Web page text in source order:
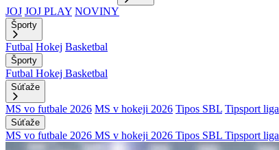
JOJ JOJ PLAY NOVINY
Športy
Futbal Hokej Basketbal
Športy
Futbal Hokej Basketbal
Súťaže
MS vo futbale 2026 MS v hokeji 2026 Tipos SBL Tipsport liga
Súťaže
MS vo futbale 2026 MS v hokeji 2026 Tipos SBL Tipsport liga